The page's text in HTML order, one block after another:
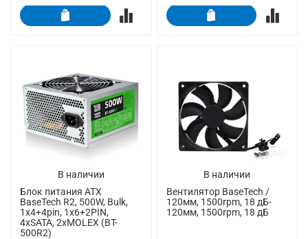
В наличии
Блок питания ATX
BaseTech R2, 500W, Bulk,
1x4+4pin, 1x6+2PIN,
4xSATA, 2xMOLEX (BT-
500R2)
В наличии
Вентилятор BaseTech /
120мм, 1500rpm, 18 дБ-
120мм, 1500rpm, 18 дБ